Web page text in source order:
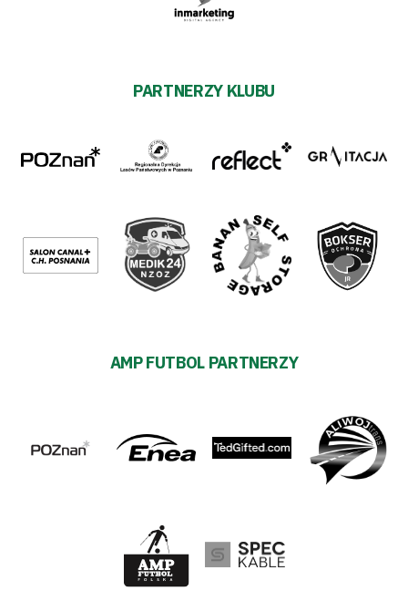
PARTNERZY KLUBU
AMP FUTBOL PARTNERZY